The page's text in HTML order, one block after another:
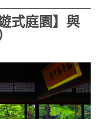
式庭園】與